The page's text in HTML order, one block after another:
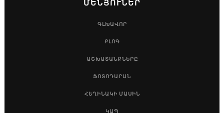
ՄԵՆՅՈՒՆԵՐ
ԳԼԽԱՎՈՐ
ԲԼՈԳ
ԱՇԽԱՏԱՆՔՆԵՐԸ
ՖՈՏՈԴԱՐԱՆ
ՀԵՂԻՆԱԿԻ ՄԱՍԻՆ
ԿԱՊ